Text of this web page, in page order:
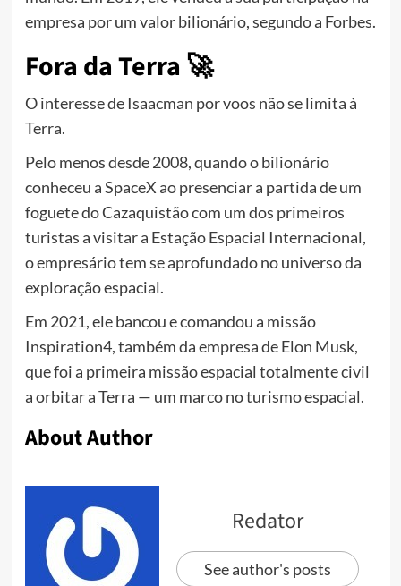
empresa por um valor bilionário, segundo a Forbes.
Fora da Terra 🚀
O interesse de Isaacman por voos não se limita à
Terra.
Pelo menos desde 2008, quando o bilionário
conheceu a SpaceX ao presenciar a partida de um
foguete do Cazaquistão com um dos primeiros
turistas a visitar a Estação Espacial Internacional,
o empresário tem se aprofundado no universo da
exploração espacial.
Em 2021, ele bancou e comandou a missão
Inspiration4, também da empresa de Elon Musk,
que foi a primeira missão espacial totalmente civil
a orbitar a Terra — um marco no turismo espacial.
About Author
Redator
See author's posts